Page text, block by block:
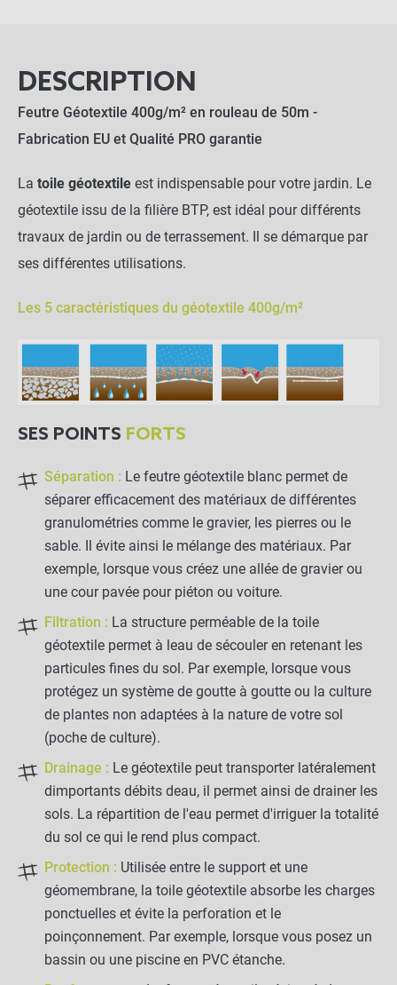
UNE POSE EN TOUTE TRANQUILLITÉ
Lot de 100 agrafes Métal
14,90 € - +
LES PRODUITS ALTERNATIFS
4x9x24cm - Sol caillouteux
41,90 € - +
Feutre Géotextile 400g/m²
130,00 €
Produits associés
14,90 €
AJOUTER L'ENSEMBLE AU
PANIER
DESCRIPTION
Feutre Géotextile 400g/m² en rouleau de 50m -
Fabrication EU et Qualité PRO garantie
La toile géotextile est indispensable pour votre jardin. Le
géotextile issu de la filière BTP, est idéal pour différents
travaux de jardin ou de terrassement. Il se démarque par
ses différentes utilisations.
Les 5 caractéristiques du géotextile 400g/m²
SES POINTS FORTS
Séparation : Le feutre géotextile blanc permet de
séparer efficacement des matériaux de différentes
granulométries comme le gravier, les pierres ou le
sable. Il évite ainsi le mélange des matériaux. Par
exemple, lorsque vous créez une allée de gravier ou
une cour pavée pour piéton ou voiture.
Filtration : La structure perméable de la toile
géotextile permet à leau de sécouler en retenant les
particules fines du sol. Par exemple, lorsque vous
protégez un système de goutte à goutte ou la culture
de plantes non adaptées à la nature de votre sol
(poche de culture).
Drainage : Le géotextile peut transporter latéralement
dimportants débits deau, il permet ainsi de drainer les
sols. La répartition de l'eau permet d'irriguer la totalité
du sol ce qui le rend plus compact.
Protection : Utilisée entre le support et une
géomembrane, la toile géotextile absorbe les charges
ponctuelles et évite la perforation et le
poinçonnement. Par exemple, lorsque vous posez un
bassin ou une piscine en PVC étanche.